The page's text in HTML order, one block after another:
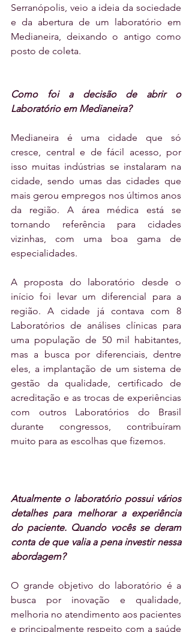
Serranópolis, veio a ideia da sociedade
e da abertura de um laboratório em
Medianeira, deixando o antigo como
posto de coleta.
Como foi a decisão de abrir o
Laboratório em Medianeira?
Medianeira é uma cidade que só
cresce, central e de fácil acesso, por
isso muitas indústrias se instalaram na
cidade, sendo umas das cidades que
mais gerou empregos nos últimos anos
da região. A área médica está se
tornando referência para cidades
vizinhas, com uma boa gama de
especialidades.
A proposta do laboratório desde o
início foi levar um diferencial para a
região. A cidade já contava com 8
Laboratórios de análises clínicas para
uma população de 50 mil habitantes,
mas a busca por diferenciais, dentre
eles, a implantação de um sistema de
gestão da qualidade, certificado de
acreditação e as trocas de experiências
com outros Laboratórios do Brasil
durante congressos, contribuíram
muito para as escolhas que fizemos.
Atualmente o laboratório possui vários
detalhes para melhorar a experiência
do paciente. Quando vocês se deram
conta de que valia a pena investir nessa
abordagem?
O grande objetivo do laboratório é a
busca por inovação e qualidade,
melhoria no atendimento aos pacientes
e principalmente respeito com a saúde